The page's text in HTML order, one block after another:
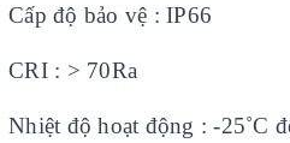
Cấp độ bảo vệ : IP66
CRI : > 70Ra
Nhiệt độ hoạt động : -25˚C